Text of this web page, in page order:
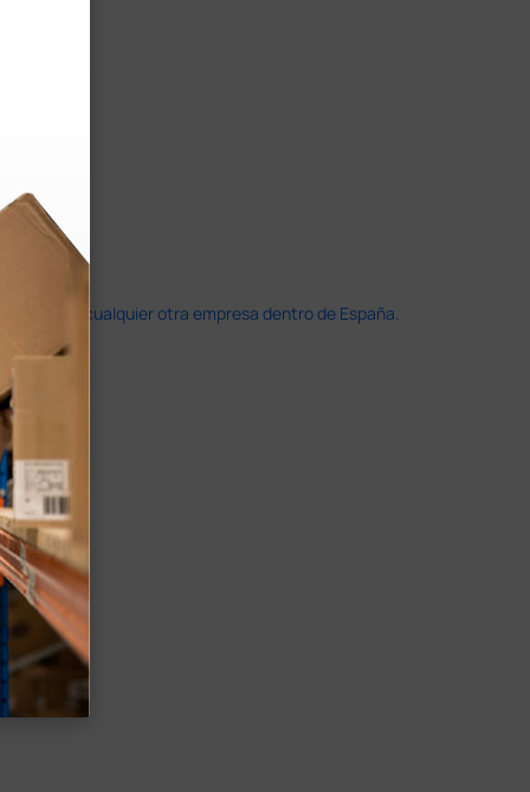
que en cualquier otra empresa dentro de España.